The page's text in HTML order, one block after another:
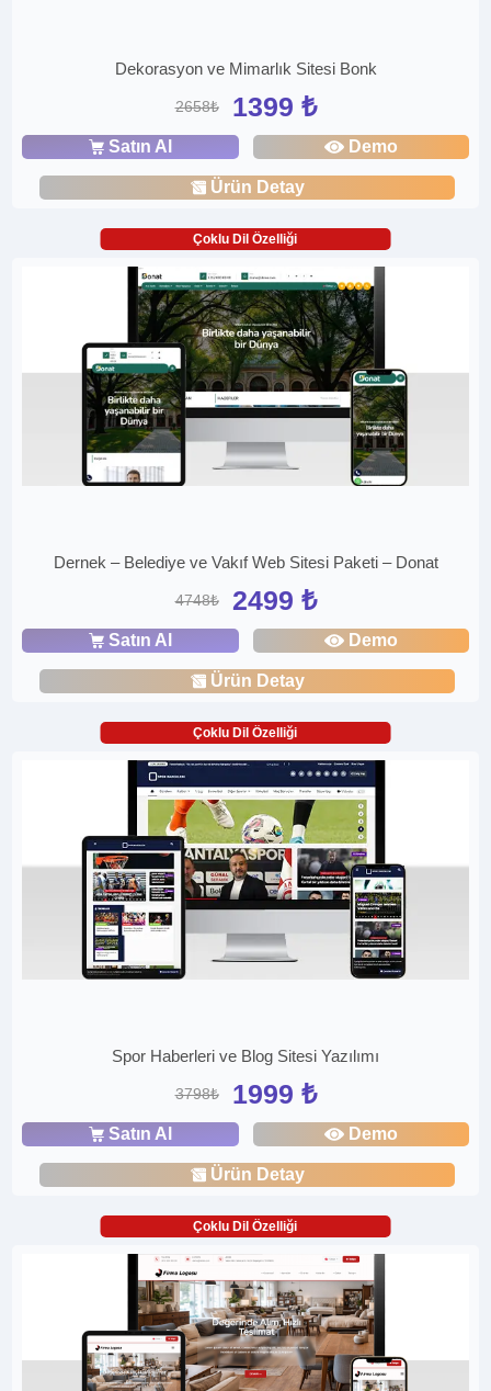
Dekorasyon ve Mimarlık Sitesi Bonk
2658₺ 1399 ₺
Satın Al Demo
Ürün Detay
Çoklu Dil Özelliği
Dernek – Belediye ve Vakıf Web Sitesi Paketi – Donat
4748₺ 2499 ₺
Satın Al Demo
Ürün Detay
Çoklu Dil Özelliği
Spor Haberleri ve Blog Sitesi Yazılımı
3798₺ 1999 ₺
Satın Al Demo
Ürün Detay
Çoklu Dil Özelliği